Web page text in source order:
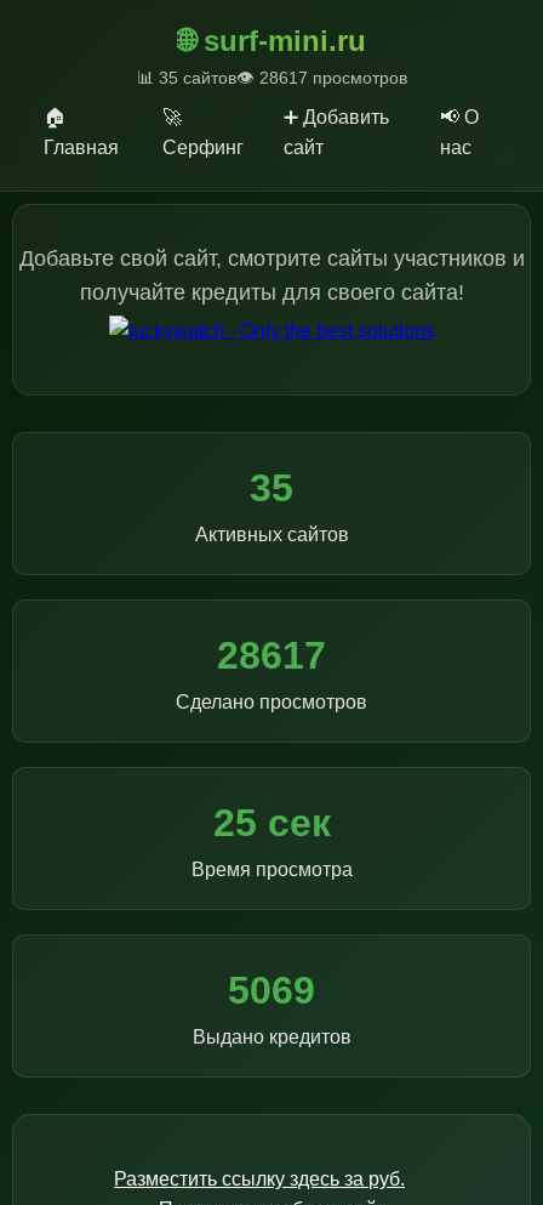
🌐 surf-mini.ru
🏠
Главная
🚀
Серфинг
➕ Добавить
сайт
📢 О
нас
📊 35 сайтов👁️ 28617 просмотров
Добавьте свой сайт, смотрите сайты участников и
получайте кредиты для своего сайта!
35
Активных сайтов
28617
Сделано просмотров
25 сек
Время просмотра
5069
Выдано кредитов
Разместить ссылку здесь за руб.